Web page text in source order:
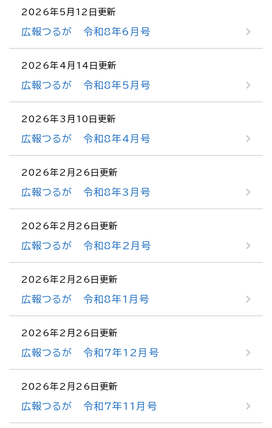
2026年5月12日更新
広報つるが 令和8年6月号
2026年4月14日更新
広報つるが 令和8年5月号
2026年3月10日更新
広報つるが 令和8年4月号
2026年2月26日更新
広報つるが 令和8年3月号
2026年2月26日更新
広報つるが 令和8年2月号
2026年2月26日更新
広報つるが 令和8年1月号
2026年2月26日更新
広報つるが 令和7年12月号
2026年2月26日更新
広報つるが 令和7年11月号